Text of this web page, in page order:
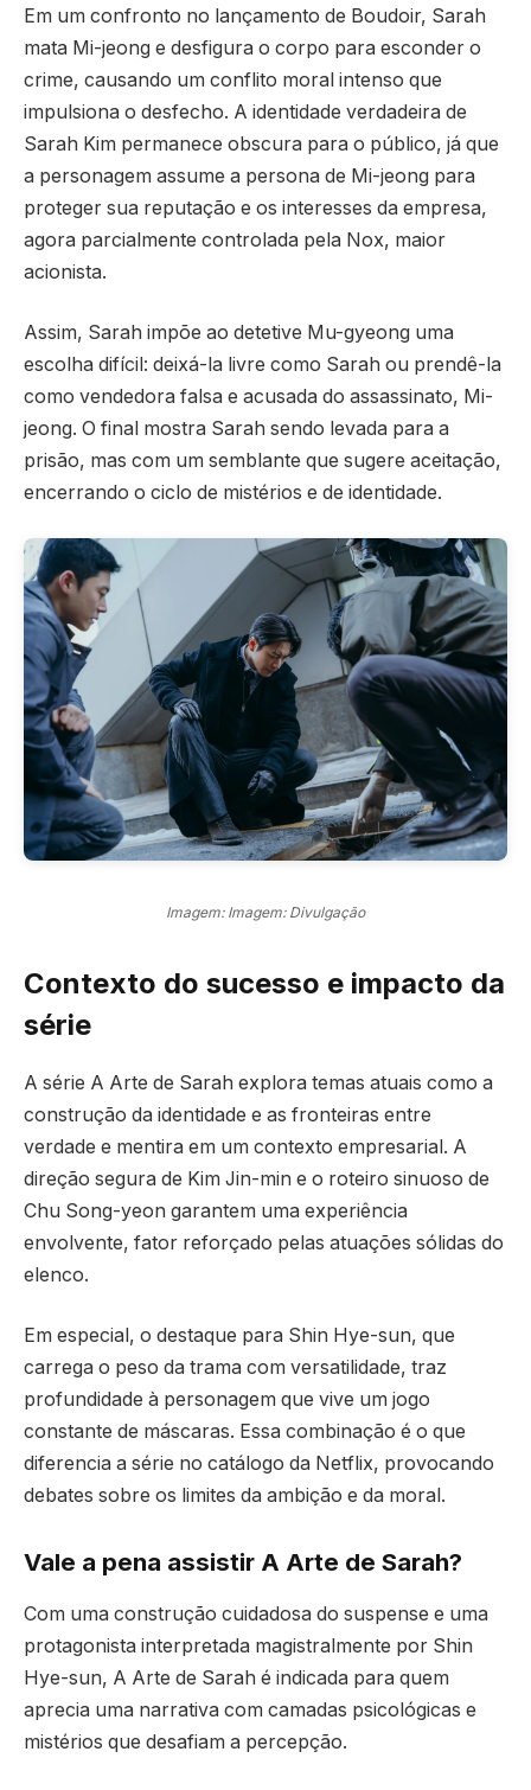
Em um confronto no lançamento de Boudoir, Sarah
mata Mi-jeong e desfigura o corpo para esconder o
crime, causando um conflito moral intenso que
impulsiona o desfecho. A identidade verdadeira de
Sarah Kim permanece obscura para o público, já que
a personagem assume a persona de Mi-jeong para
proteger sua reputação e os interesses da empresa,
agora parcialmente controlada pela Nox, maior
acionista.
Assim, Sarah impõe ao detetive Mu-gyeong uma
escolha difícil: deixá-la livre como Sarah ou prendê-la
como vendedora falsa e acusada do assassinato, Mi-
jeong. O final mostra Sarah sendo levada para a
prisão, mas com um semblante que sugere aceitação,
encerrando o ciclo de mistérios e de identidade.
Imagem: Imagem: Divulgação
Contexto do sucesso e impacto da
série
A série A Arte de Sarah explora temas atuais como a
construção da identidade e as fronteiras entre
verdade e mentira em um contexto empresarial. A
direção segura de Kim Jin-min e o roteiro sinuoso de
Chu Song-yeon garantem uma experiência
envolvente, fator reforçado pelas atuações sólidas do
elenco.
Em especial, o destaque para Shin Hye-sun, que
carrega o peso da trama com versatilidade, traz
profundidade à personagem que vive um jogo
constante de máscaras. Essa combinação é o que
diferencia a série no catálogo da Netflix, provocando
debates sobre os limites da ambição e da moral.
Vale a pena assistir A Arte de Sarah?
Com uma construção cuidadosa do suspense e uma
protagonista interpretada magistralmente por Shin
Hye-sun, A Arte de Sarah é indicada para quem
aprecia uma narrativa com camadas psicológicas e
mistérios que desafiam a percepção.